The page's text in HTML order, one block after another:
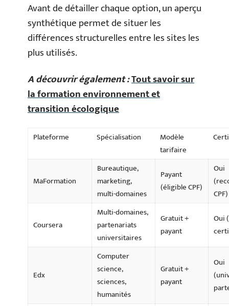
Avant de détailler chaque option, un aperçu
synthétique permet de situer les
différences structurelles entre les sites les
plus utilisés.
A découvrir également :Tout savoir sur
la formation environnement et
transition écologique
Plateforme Spécialisation
Modèle
tarifaire
MaFormation
Bureautique,
marketing,
multi-domaines
Payant
(éligible CPF)
Oui
CPF)
Coursera
Multi-domaines,
partenariats
universitaires
Gratuit +
payant
Oui
Edx
Computer
science,
sciences,
humanités
Gratuit +
payant
Oui